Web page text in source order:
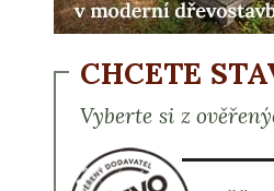
CHCETE
Vyberte si z